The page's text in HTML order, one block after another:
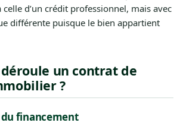
d’un crédit professionnel, mais avec
différente puisque le bien appartient
un contrat de
?
du financement